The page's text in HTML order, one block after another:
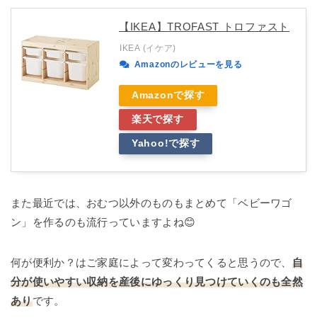
【IKEA】TROFAST トロファスト
IKEA (イケア)
Amazonのレビューを見る
Amazonで探す
楽天で探す
Yahoo!で探す
また最近では、おむつ以外のものもまとめて「ベビーワゴ
ン」を作るのも流行っていますよね😊
何が便利か？はご家庭によって変わってくると思うので、 自
分が使いやすい収納を産後にゆっくり見つけていくのも全然
ありです。